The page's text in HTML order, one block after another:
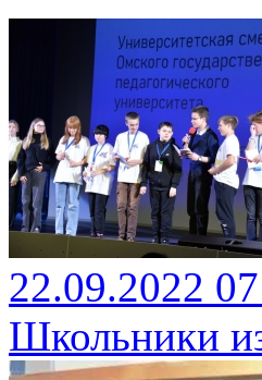
22.09.2022
Школьники